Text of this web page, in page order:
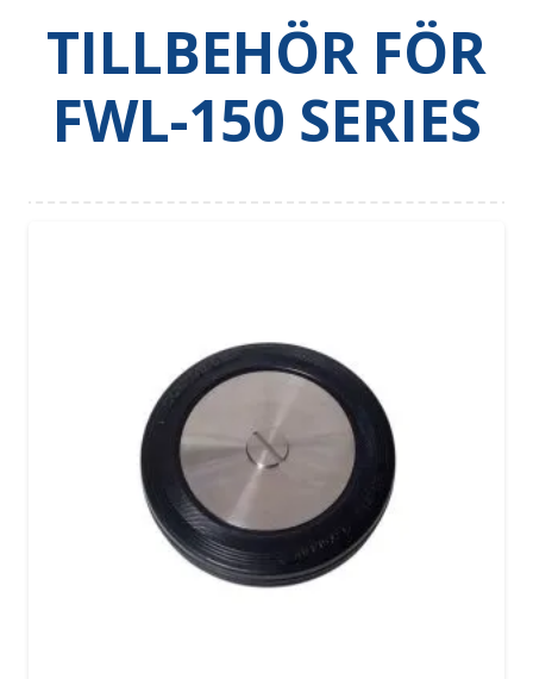
TILLBEHÖR FÖR
FWL-150 SERIES